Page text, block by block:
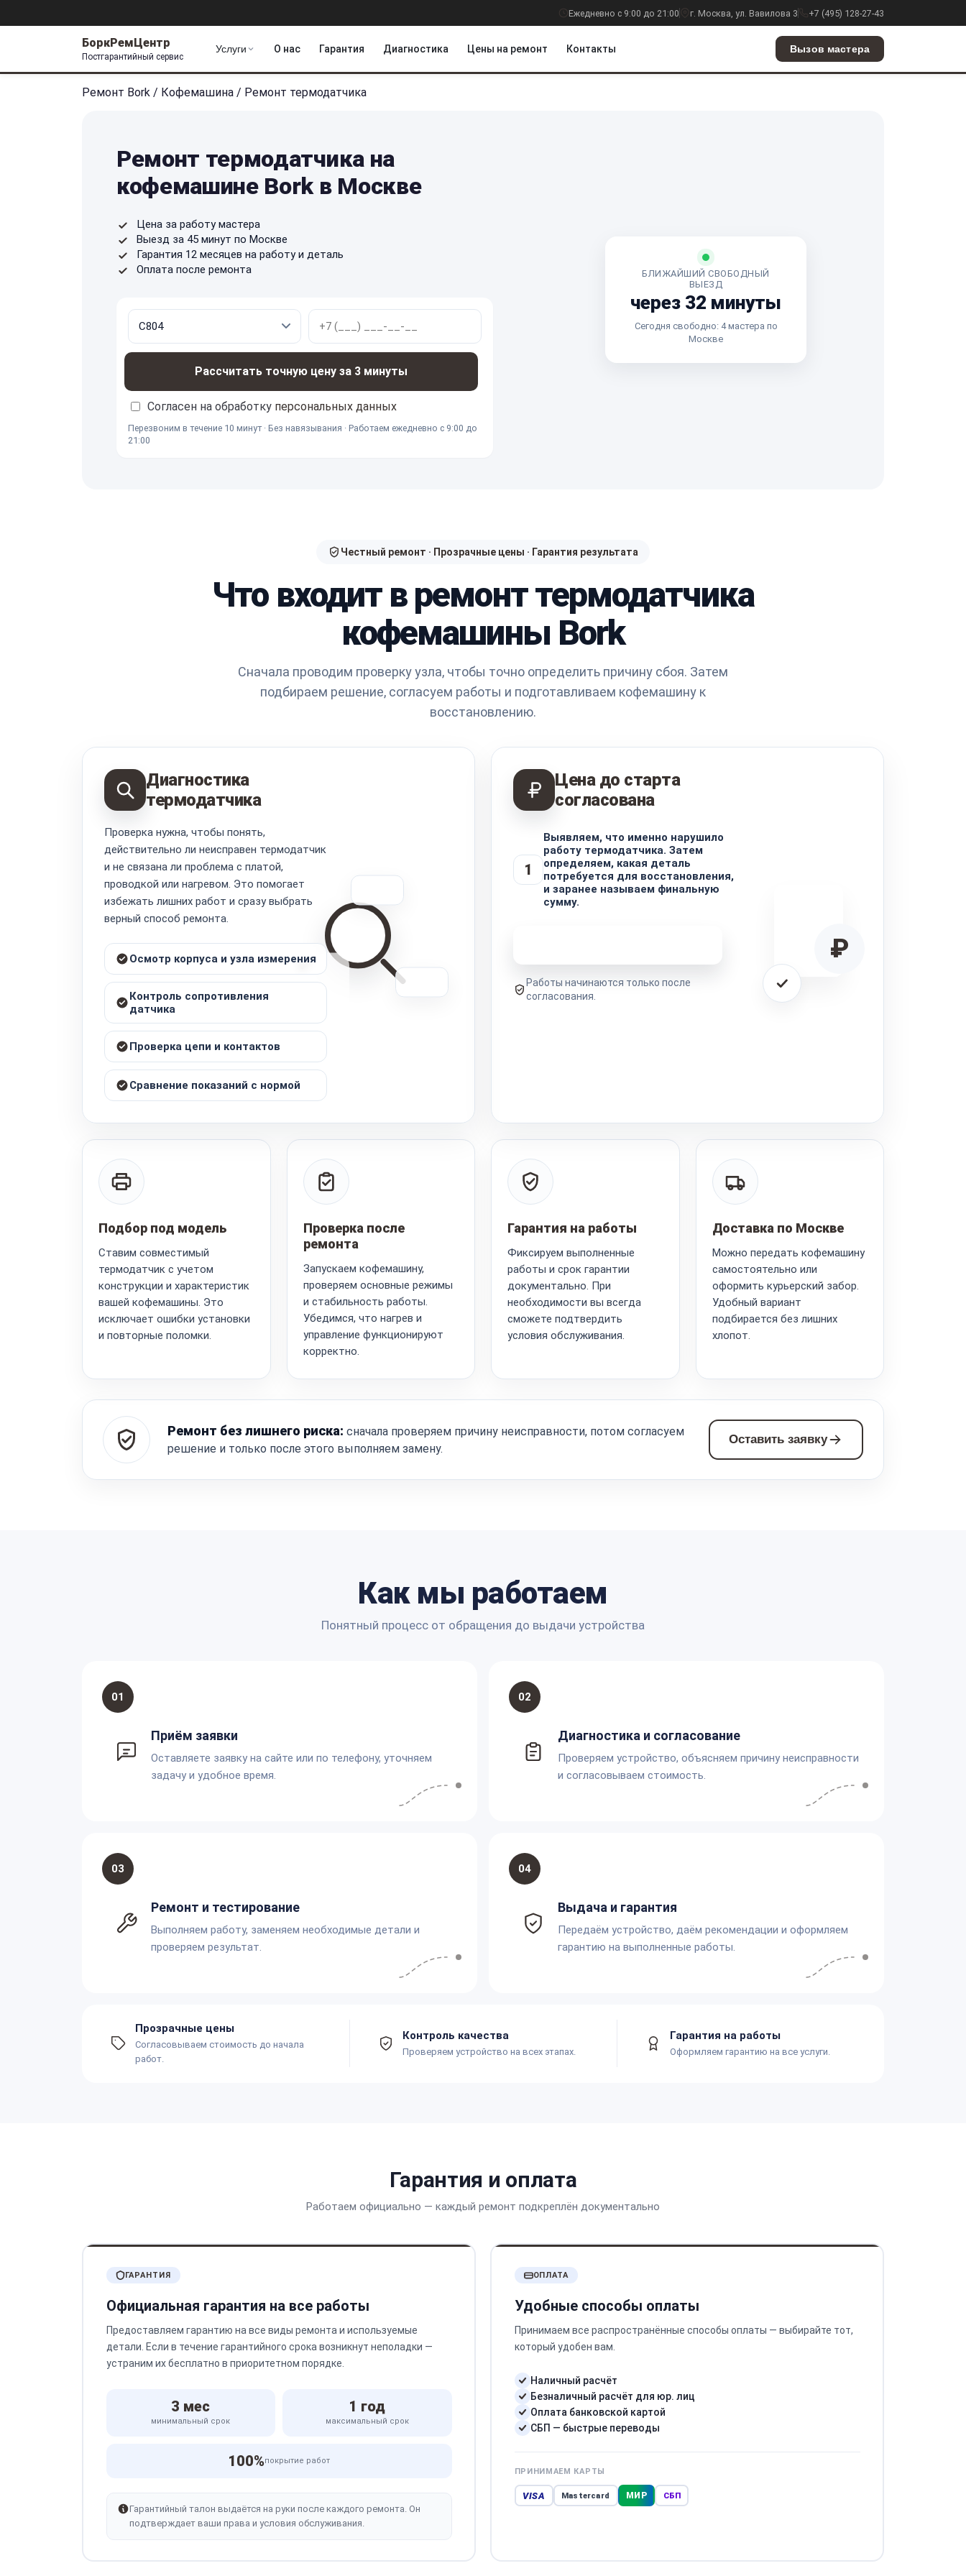
Ежедневно с 9:00 до 21:00 г. Москва, ул. Вавилова 3 +7 (495) 128-27-43
БоркРемЦентр
Постгарантийный сервис
Услуги О нас Гарантия Диагностика Цены на ремонт Контакты Вызов мастера
Ремонт Bork / Кофемашина / Ремонт термодатчика
Ремонт термодатчика на
кофемашине Bork в Москве
Цена за работу мастера
Выезд за 45 минут по Москве
Гарантия 12 месяцев на работу и деталь
Оплата после ремонта
Рассчитать точную цену за 3 минуты
Согласен на обработку персональных данных
Перезвоним в течение 10 минут · Без навязывания · Работаем ежедневно с 9:00 до
21:00
БЛИЖАЙШИЙ СВОБОДНЫЙ
ВЫЕЗД
через 32 минуты
Сегодня свободно: 4 мастера по
Москве
Честный ремонт · Прозрачные цены · Гарантия результата
Что входит в ремонт термодатчика
кофемашины Bork
Сначала проводим проверку узла, чтобы точно определить причину сбоя. Затем
подбираем решение, согласуем работы и подготавливаем кофемашину к
восстановлению.
Диагностика
термодатчика
Проверка нужна, чтобы понять,
действительно ли неисправен термодатчик
и не связана ли проблема с платой,
проводкой или нагревом. Это помогает
избежать лишних работ и сразу выбрать
верный способ ремонта.
Осмотр корпуса и узла измерения
Контроль сопротивления
датчика
Проверка цепи и контактов
Сравнение показаний с нормой
Цена до старта
согласована
1
Выявляем, что именно нарушило
работу термодатчика. Затем
определяем, какая деталь
потребуется для восстановления,
и заранее называем финальную
сумму.
Работы начинаются только после
согласования.
₽
Подбор под модель
Ставим совместимый
термодатчик с учетом
конструкции и характеристик
вашей кофемашины. Это
исключает ошибки установки
и повторные поломки.
Проверка после
ремонта
Запускаем кофемашину,
проверяем основные режимы
и стабильность работы.
Убедимся, что нагрев и
управление функционируют
корректно.
Гарантия на работы
Фиксируем выполненные
работы и срок гарантии
документально. При
необходимости вы всегда
сможете подтвердить
условия обслуживания.
Доставка по Москве
Можно передать кофемашину
самостоятельно или
оформить курьерский забор.
Удобный вариант
подбирается без лишних
хлопот.
Ремонт без лишнего риска: сначала проверяем причину неисправности, потом согласуем
решение и только после этого выполняем замену.
Оставить заявку
Как мы работаем
Понятный процесс от обращения до выдачи устройства
01
Приём заявки
Оставляете заявку на сайте или по телефону, уточняем
задачу и удобное время.
02
Диагностика и согласование
Проверяем устройство, объясняем причину неисправности
и согласовываем стоимость.
03
Ремонт и тестирование
Выполняем работу, заменяем необходимые детали и
проверяем результат.
04
Выдача и гарантия
Передаём устройство, даём рекомендации и оформляем
гарантию на выполненные работы.
Прозрачные цены
Согласовываем стоимость до начала
работ.
Контроль качества
Проверяем устройство на всех этапах.
Гарантия на работы
Оформляем гарантию на все услуги.
Гарантия и оплата
Работаем официально — каждый ремонт подкреплён документально
ГАРАНТИЯ
Официальная гарантия на все работы
Предоставляем гарантию на все виды ремонта и используемые
детали. Если в течение гарантийного срока возникнут неполадки —
устраним их бесплатно в приоритетном порядке.
3 мес
минимальный срок
1 год
максимальный срок
100%покрытие работ
Гарантийный талон выдаётся на руки после каждого ремонта. Он
подтверждает ваши права и условия обслуживания.
ОПЛАТА
Удобные способы оплаты
Принимаем все распространённые способы оплаты — выбирайте тот,
который удобен вам.
Наличный расчёт
Безналичный расчёт для юр. лиц
Оплата банковской картой
СБП — быстрые переводы
ПРИНИМАЕМ КАРТЫ
VISA Mastercard МИР СБП